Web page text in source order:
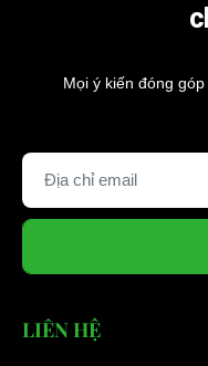
Mọi ý kiến đóng
LIÊN HỆ